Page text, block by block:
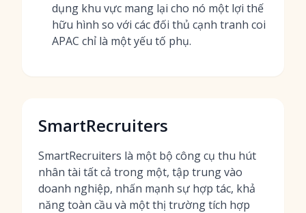
dụng khu vực mang lại cho nó một lợi thế
hữu hình so với các đối thủ cạnh tranh coi
APAC chỉ là một yếu tố phụ.
SmartRecruiters
SmartRecruiters là một bộ công cụ thu hút
nhân tài tất cả trong một, tập trung vào
doanh nghiệp, nhấn mạnh sự hợp tác, khả
năng toàn cầu và một thị trường tích hợp